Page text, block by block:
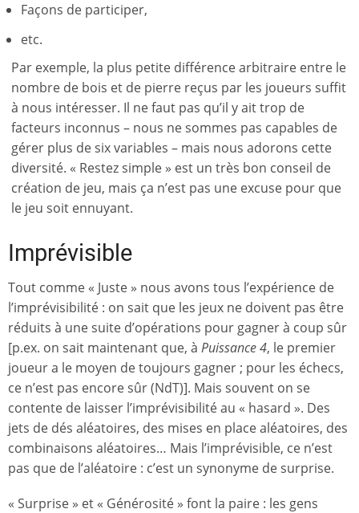
Façons de participer,
etc.
Par exemple, la plus petite différence arbitraire entre le
nombre de bois et de pierre reçus par les joueurs suffit
à nous intéresser. Il ne faut pas qu’il y ait trop de
facteurs inconnus – nous ne sommes pas capables de
gérer plus de six variables – mais nous adorons cette
diversité. « Restez simple » est un très bon conseil de
création de jeu, mais ça n’est pas une excuse pour que
le jeu soit ennuyant.
Imprévisible
Tout comme « Juste » nous avons tous l’expérience de
l’imprévisibilité : on sait que les jeux ne doivent pas être
réduits à une suite d’opérations pour gagner à coup sûr
[p.ex. on sait maintenant que, à Puissance 4, le premier
joueur a le moyen de toujours gagner ; pour les échecs,
ce n’est pas encore sûr (NdT)]. Mais souvent on se
contente de laisser l’imprévisibilité au « hasard ». Des
jets de dés aléatoires, des mises en place aléatoires, des
combinaisons aléatoires… Mais l’imprévisible, ce n’est
pas que de l’aléatoire : c’est un synonyme de surprise.
« Surprise » et « Générosité » font la paire : les gens